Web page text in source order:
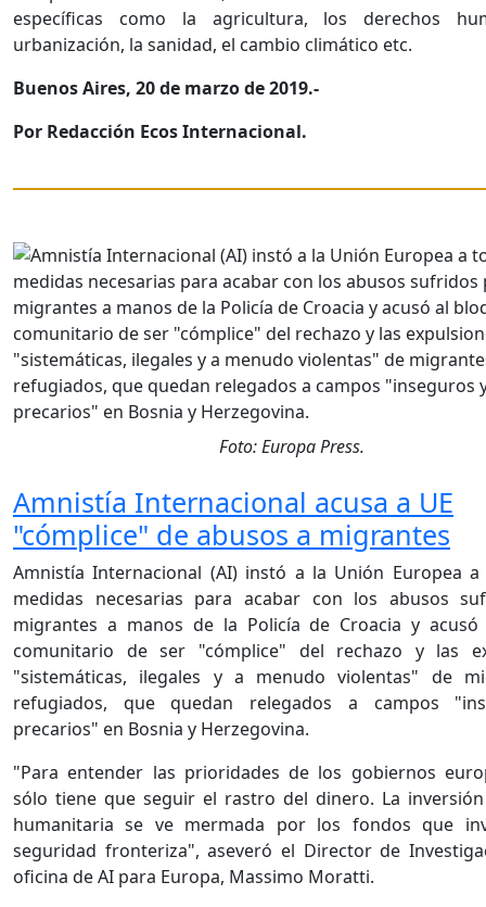
específicas como la agricultura, los derechos
urbanización, la sanidad, el cambio climático etc.
Buenos Aires, 20 de marzo de 2019.-
Por Redacción Ecos Internacional.
Foto: Europa Press.
Amnistía Internacional acusa a UE
"cómplice" de abusos a migrantes
Amnistía Internacional (AI) instó a la Unión Europea
medidas necesarias para acabar con los abusos
migrantes a manos de la Policía de Croacia y
comunitario de ser "cómplice" del rechazo y las
"sistemáticas, ilegales y a menudo violentas" de
refugiados, que quedan relegados a campos
precarios" en Bosnia y Herzegovina.
"Para entender las prioridades de los gobiernos
sólo tiene que seguir el rastro del dinero. La
humanitaria se ve mermada por los fondos que
seguridad fronteriza", aseveró el Director de
oficina de AI para Europa, Massimo Moratti.